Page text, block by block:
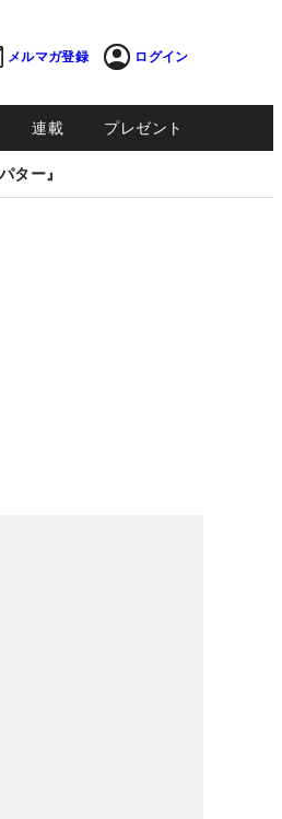
メルマガ登録 ログイン
連載 プレゼント
ター』